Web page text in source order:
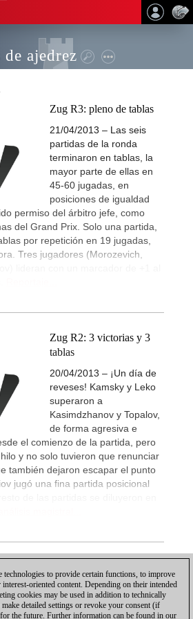
ajedrez
Zug R3: pleno de tablas
21/04/2013 – Las seis
partidas de la ronda
terminaron en tablas, la
mayor parte de ellas en
45-60 jugadas, en
posiciones de igualdad
permiso del árbitro jefe, como
del Grand Prix. Solo una partida,
por repetición en 19 jugadas,
Tres jugadores (Morozevich,
Zug R2: 3 victorias y 3
tablas
20/04/2013 – ¡Un día de
reveses! Kamsky y Leko
superaron a
Kasimdzhanov y Topalov,
de forma agresiva e
el comienzo de la partida, pero
y no solo tuvieron que renunciar
también dejaron escapar el punto
jugó una fina partida posicional
technologies to provide certain functions, to improve
oriented content. Depending on their intended
cookies may be used in addition to technically
make detailed settings or revoke your consent (if
the future. Further information can be found in our